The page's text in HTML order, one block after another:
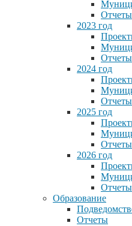
Отчеты
2023 год
Отчеты
2024 год
Отчеты
2025 год
Отчеты
2026 год
Отчеты
Образование
Отчеты